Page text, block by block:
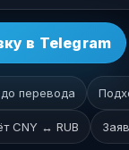
в Telegram
перевода
CNY ↔ RUB